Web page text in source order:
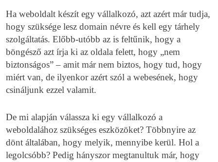
Ha weboldalt készít egy vállalkozó, azt azért már tudja,
hogy szüksége lesz domain névre és kell egy tárhely
szolgáltatás. Előbb-utóbb az is feltűnik, hogy a
böngésző azt írja ki az oldala felett, hogy „nem
biztonságos” – amit már nem biztos, hogy tud, hogy
miért van, de ilyenkor azért szól a webesének, hogy
csináljunk ezzel valamit.
De mi alapján válassza ki egy vállalkozó a
weboldalához szükséges eszközöket? Többnyire az
dönt általában, hogy melyik, mennyibe kerül. Hol a
legolcsóbb? Pedig hányszor megtanultuk már, hogy